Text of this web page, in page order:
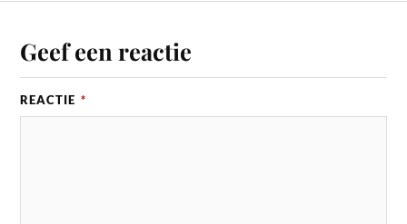
Geef een reactie
REACTIE *